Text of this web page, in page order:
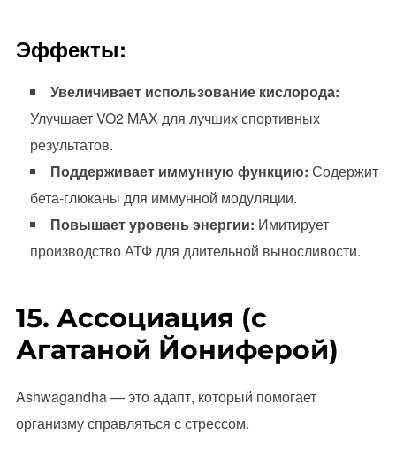
Эффекты:
Увеличивает использование кислорода:
Улучшает VO2 MAX для лучших спортивных
результатов.
Поддерживает иммунную функцию: Содержит
бета-глюканы для иммунной модуляции.
Повышает уровень энергии: Имитирует
производство АТФ для длительной выносливости.
15. Ассоциация (с
Агатаной Йониферой)
Ashwagandha — это адапт, который помогает
организму справляться с стрессом.